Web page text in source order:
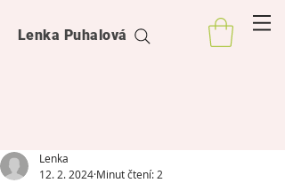
Lenka Puhalová
Lenka
12. 2. 2024 Minut čtení: 2